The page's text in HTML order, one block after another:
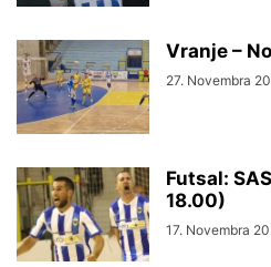
Vranje –
27. Novembra
Futsal:
18.00)
17. Novembra